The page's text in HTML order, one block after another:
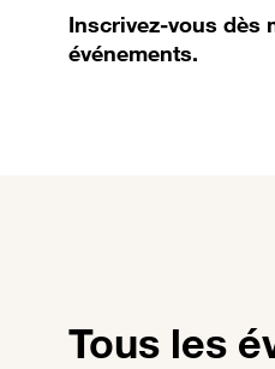
Inscrivez-vous dès
événements.
Tous les